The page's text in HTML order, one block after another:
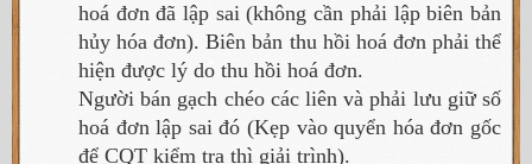
hoá đơn đã lập sai (không cần phải lập biên bản
hủy hóa đơn). Biên bản thu hồi hoá đơn phải thể
hiện được lý do thu hồi hoá đơn.
Người bán gạch chéo các liên và phải lưu giữ số
hoá đơn lập sai đó (Kẹp vào quyển hóa đơn gốc
để CQT kiểm tra thì giải trình).